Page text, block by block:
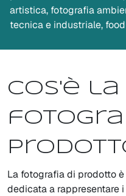
artistica, fotografia
tecnica e industriale,
Cos'è la
La fotografia di prodotto
dedicata a